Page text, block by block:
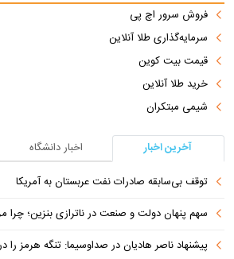
فروش سرور اچ پی
سرمایه‌گذاری طلا آنلاین
قیمت بیت کوین
خرید طلا آنلاین
شیمی مبتکران
آخرین اخبار
اخبار دانشگاه
توقف بی‌سابقه صادرات نفت عربستان به آمریکا
سهم پنهان دولت و صنعت در ناترازی بنزین؛ چرا
پیشنهاد ناصر هادیان در صداوسیما: تنگه هرمز را در